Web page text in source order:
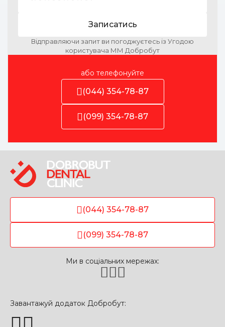
Записатись
Відправляючи запит ви погоджуєтесь із Угодою
користувача ММ Добробут
або телефонуйте
(044) 354-78-87
(099) 354-78-87
(044) 354-78-87
(099) 354-78-87
Ми в соціальних мережах:
Завантажуй додаток Добробут: